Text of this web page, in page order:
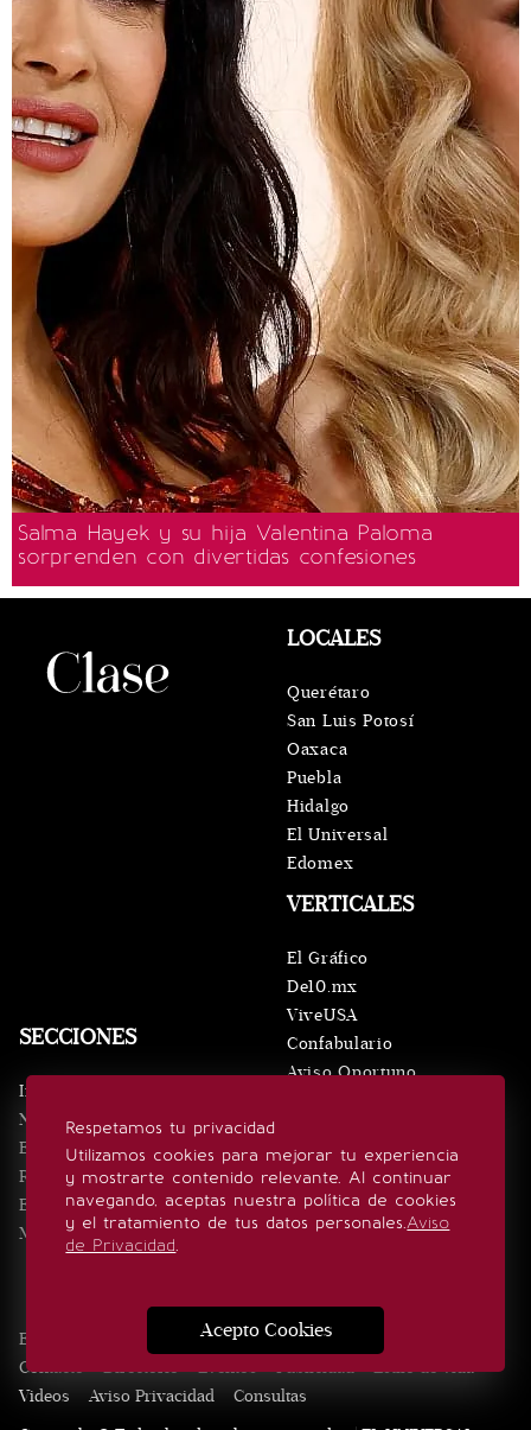
Salma Hayek y su hija Valentina Paloma
sorprenden con divertidas confesiones
Respetamos tu privacidad
Utilizamos cookies para mejorar tu experiencia
y mostrarte contenido relevante. Al continuar
navegando, aceptas nuestra política de cookies
y el tratamiento de tus datos personales.Aviso
de Privacidad.
Acepto Cookies
SECCIONES
Inicio
Noticias
Eventos
Realeza
Estilo de vida
Minuto x Minuto
VERTICALES
El Gráfico
De10.mx
ViveUSA
Confabulario
Aviso Oportuno
LOCALES
Querétaro
San Luis Potosí
Oaxaca
Puebla
Hidalgo
El Universal
Edomex
SÍGUENOS
Edición Impresa Noticias Quiénes somos
Contacto
Directorio Eventos Publicidad
Estilo de vida
Videos
Aviso Privacidad
Consultas